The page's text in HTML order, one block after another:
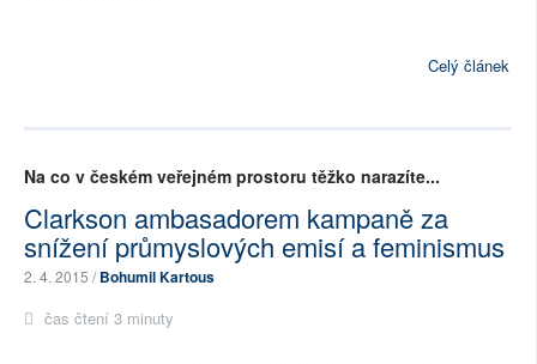
Celý článek
Na co v českém veřejném prostoru těžko narazíte...
Clarkson ambasadorem kampaně za
snížení průmyslových emisí a feminismus
2. 4. 2015 /Bohumil Kartous
čas čtení 3 minuty